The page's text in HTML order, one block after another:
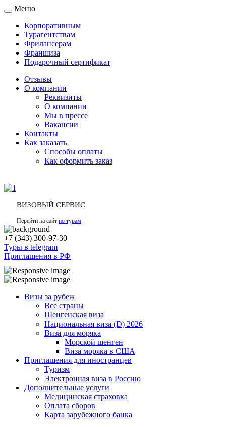
Toggle
navigation
Меню
Корпоративным
Турагентствам
Фрилансерам
Франшиза
Подарочный сертификат
Отзывы
О компании
Реквизиты
О компании
Мы в прессе
Вакансии
Контакты
Как заказать
Способы оплаты
Как оформить заказ
ВИЗОВЫЙ СЕРВИС
Перейти на сайт по турам
+7 (343) 300-97-30
Туры в telegram
Приглашения в РФ
Визы за рубеж
Все страны
Шенгенская виза
Национальная виза (D) 2026
Виза для моряка
Морской шенген
Виза моряка в США
Приглашения для иностранцев
Туризм
Электронная виза в Россию
Дополнительные услуги
Медицинская страховка
Оплата сборов
Карта зарубежного банка